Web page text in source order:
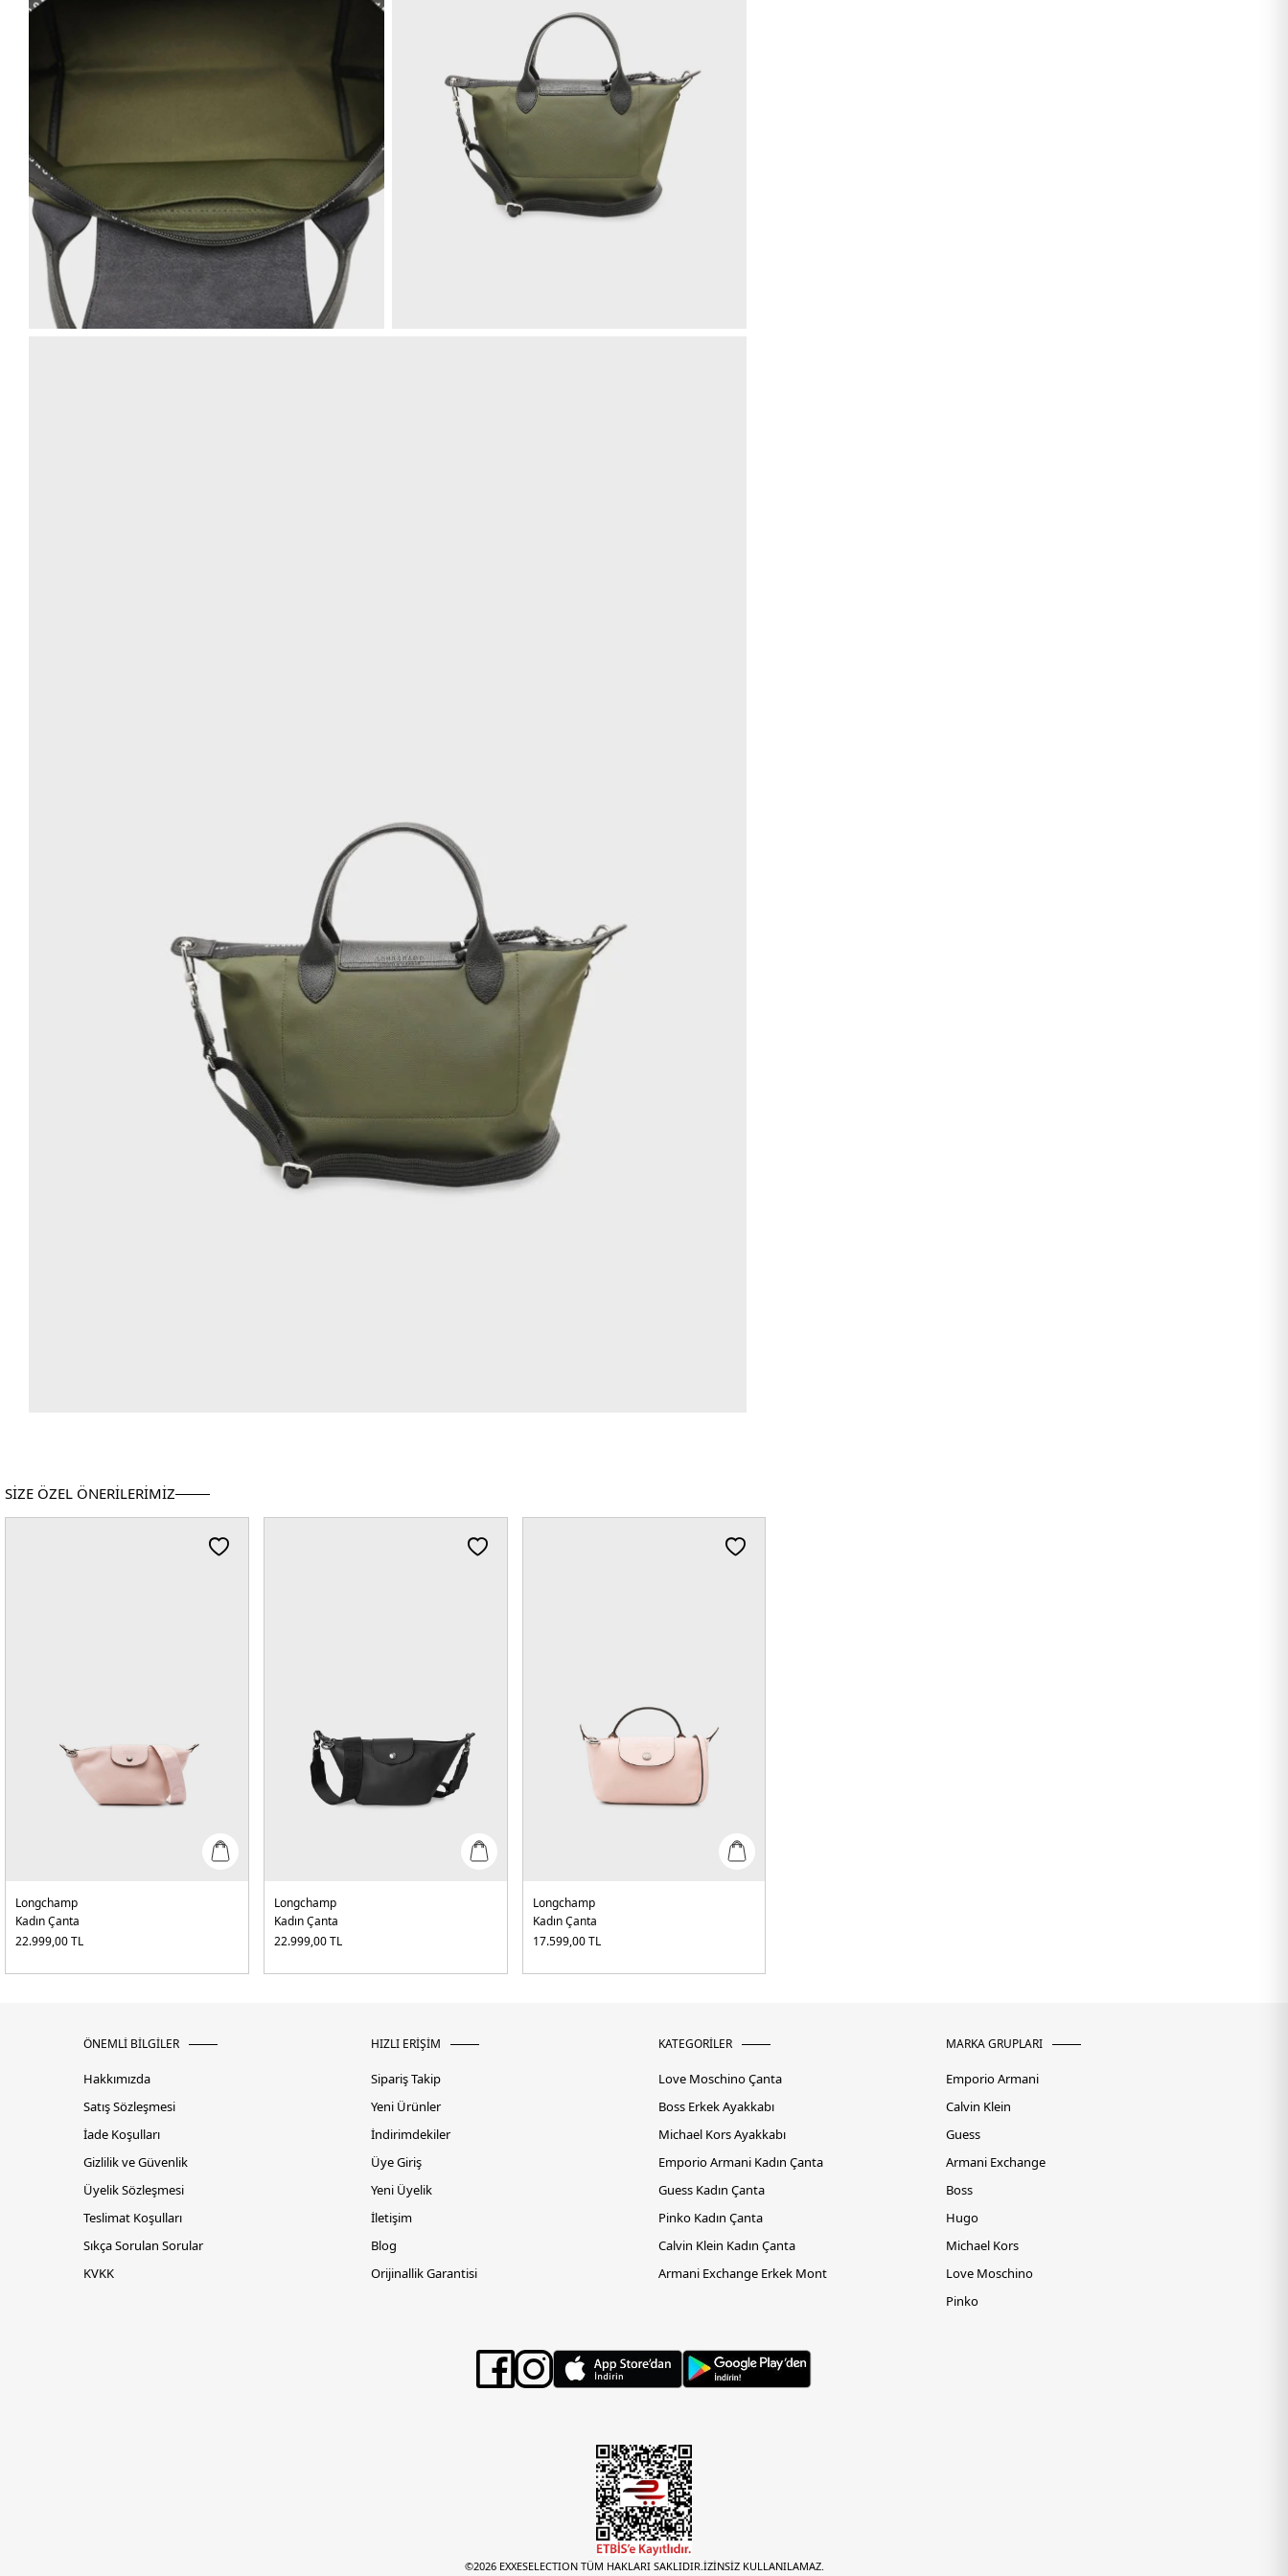
SİZE ÖZEL ÖNERİLERİMİZ
Longchamp
Kadın Çanta
22.999,00TL
Longchamp
Kadın Çanta
22.999,00TL
Longchamp
Kadın Çanta
17.599,00TL
ÖNEMLİ BİLGİLER
Hakkımızda
Satış Sözleşmesi
İade Koşulları
Gizlilik ve Güvenlik
Üyelik Sözleşmesi
Teslimat Koşulları
Sıkça Sorulan Sorular
KVKK
HIZLI ERİŞİM
Sipariş Takip
Yeni Ürünler
İndirimdekiler
Üye Giriş
Yeni Üyelik
İletişim
Blog
Orijinallik Garantisi
KATEGORİLER
Love Moschino Çanta
Boss Erkek Ayakkabı
Michael Kors Ayakkabı
Emporio Armani Kadın Çanta
Guess Kadın Çanta
Pinko Kadın Çanta
Calvin Klein Kadın Çanta
Armani Exchange Erkek Mont
MARKA GRUPLARI
Emporio Armani
Calvin Klein
Guess
Armani Exchange
Boss
Hugo
Michael Kors
Love Moschino
Pinko
©2026 EXXESELECTION TÜM HAKLARI SAKLIDIR.İZİNSİZ KULLANILAMAZ.